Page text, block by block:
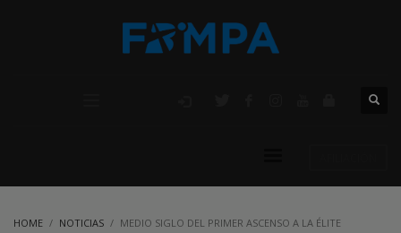
HOME NOTICIAS MEDIO SIGLO DEL PRIMER ASCENSO A LA ÉLITE